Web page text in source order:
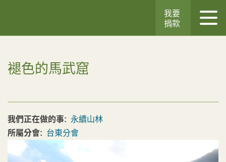
我要
捐款
褪色的馬武窟
我們正在做的事: 永續山林
所屬分會: 台東分會